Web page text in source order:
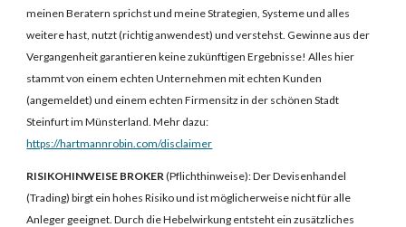
meinenBeratern sprichstund meine Strategien, Systeme und alles
weitere hast, nutzt (richtig anwendest) und verstehst. Gewinne aus der
Vergangenheit garantieren keine zukünftigen Ergebnisse! Alles hier
stammt von einem echten Unternehmen mit echten Kunden
(angemeldet) und einem echten Firmensitz in der schönen Stadt
Steinfurt im Münsterland.Mehr dazu:
https://hartmannrobin.com/disclaimer
RISIKOHINWEISE BROKER(Pflichthinweise): Der Devisenhandel
(Trading) birgt ein hohes Risiko und ist möglicherweise nicht für alle
Anleger geeignet. Durch die Hebelwirkung entsteht ein zusätzliches